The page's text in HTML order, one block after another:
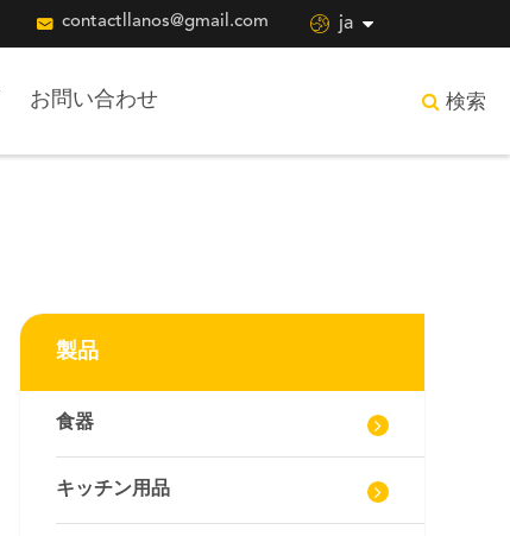
 contactllanos@gmail.com  ja
お問い合わせ 検索
製品
食器
キッチン用品